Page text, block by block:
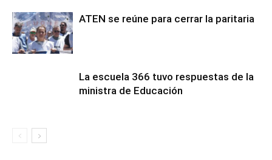
ATEN se reúne para cerrar la paritaria
La escuela 366 tuvo respuestas de la
ministra de Educación